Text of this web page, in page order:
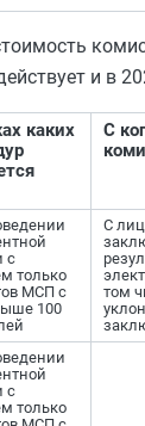
и в
каких
С
с
только
МСП с
100
С
том
с
только